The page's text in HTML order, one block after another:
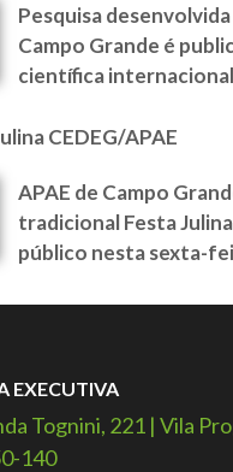
Pesquisa desenvolvida
Campo Grande é
científica internacional
CEDEG/APAE
APAE de Campo
tradicional Festa
público nesta sexta-
EXECUTIVA
Tognini, 221 | Vila
140